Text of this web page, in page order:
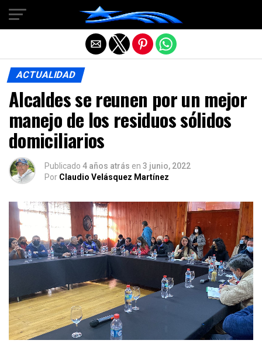
ACTUALIDAD
Alcaldes se reunen por un mejor
manejo de los residuos sólidos
domiciliarios
Publicado 4 años atrás en 3 junio, 2022
Por Claudio Velásquez Martínez
Salir de la versión móvil